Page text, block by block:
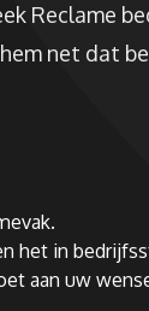
Reclame
net dat
het in
aan uw